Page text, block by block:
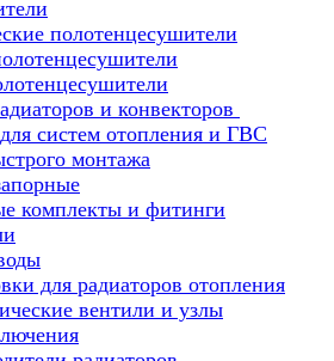
полотенцесушители
и конвекторов
систем отопления и ГВС
монтажа
комплекты и фитинги
для радиаторов отопления
вентили и узлы